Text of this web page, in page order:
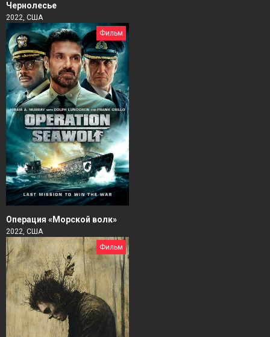
Чернолесье
2022, США
Фильм
Операция «Морской волк»
2022, США
Фильм